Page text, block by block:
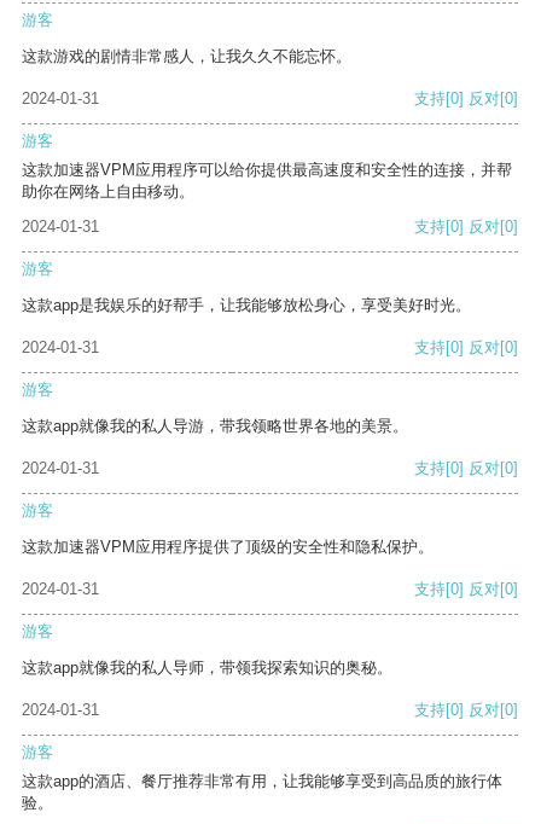
游客
这款游戏的剧情非常感人，让我久久不能忘怀。
2024-01-31 支持[0] 反对[0]
游客
这款加速器VPM应用程序可以给你提供最高速度和安全性的连接，并帮
助你在网络上自由移动。
2024-01-31
支持[0] 反对[0]
游客
这款app是我娱乐的好帮手，让我能够放松身心，享受美好时光。
2024-01-31 支持[0] 反对[0]
游客
这款app就像我的私人导游，带我领略世界各地的美景。
2024-01-31 支持[0] 反对[0]
游客
这款加速器VPM应用程序提供了顶级的安全性和隐私保护。
2024-01-31 支持[0] 反对[0]
游客
这款app就像我的私人导师，带领我探索知识的奥秘。
2024-01-31 支持[0] 反对[0]
游客
这款app的酒店、餐厅推荐非常有用，让我能够享受到高品质的旅行体
验。